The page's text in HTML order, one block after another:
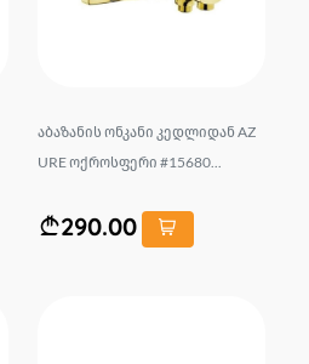
აბაზანის ონკანი კედლიდან AZ
URE ოქროსფერი #15680...
290.00